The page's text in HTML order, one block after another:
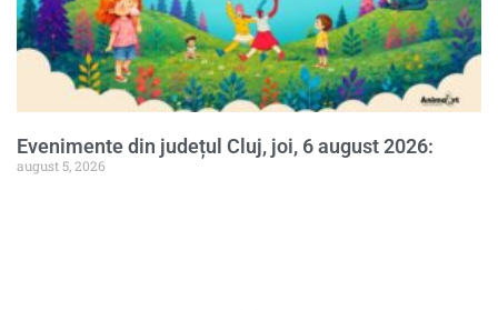
Evenimente din județul Cluj, joi, 6 august 2026:
august 5, 2026